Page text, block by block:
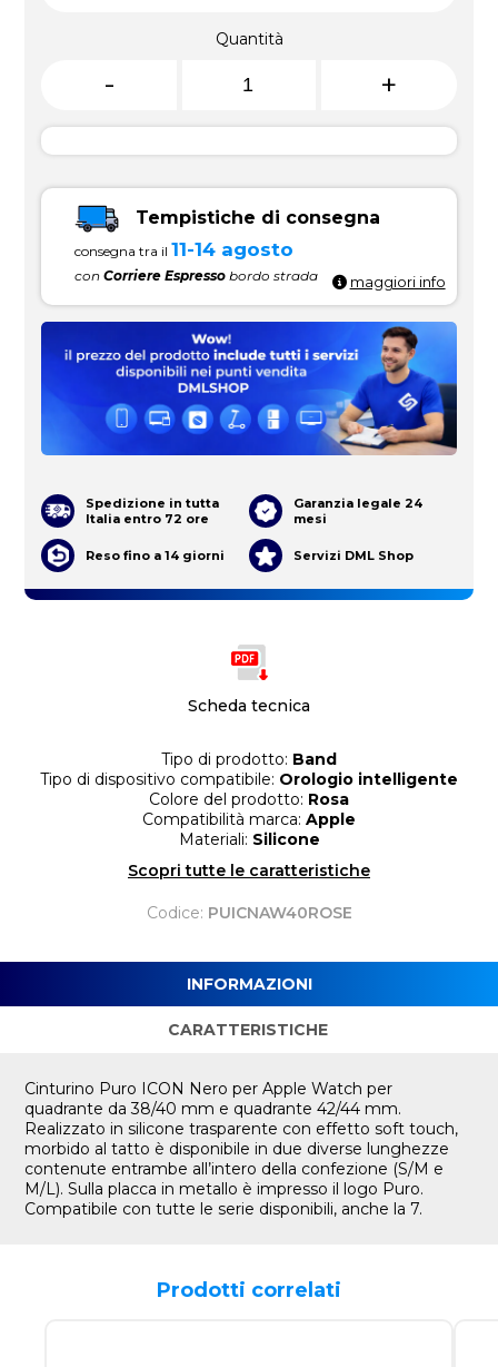
Scheda tecnica
Tipo di prodotto: Band
Tipo di dispositivo compatibile: Orologio intelligente
Colore del prodotto: Rosa
Compatibilità marca: Apple
Materiali: Silicone
Scopri tutte le caratteristiche
Codice: PUICNAW40ROSE
Quantità
- +
Tempistiche di consegna
consegna tra il 11-14 agosto
conCorriere Espresso bordo strada maggiori info
Spedizione in tutta
Italia entro 72 ore
Garanzia legale 24
mesi
Reso fino a 14 giorni Servizi DML Shop
INFORMAZIONI
CARATTERISTICHE
Cinturino Puro ICON Nero per Apple Watch per
quadrante da 38/40 mm e quadrante 42/44 mm.
Realizzato in silicone trasparente con effetto soft touch,
morbido al tatto è disponibile in due diverse lunghezze
contenute entrambe all’intero della confezione (S/M e
M/L). Sulla placca in metallo è impresso il logo Puro.
Compatibile con tutte le serie disponibili, anche la 7.
Prodotti correlati